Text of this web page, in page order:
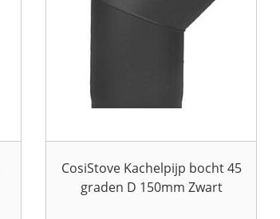
CosiStove Kachelpijp bocht 45
graden D 150mm Zwart